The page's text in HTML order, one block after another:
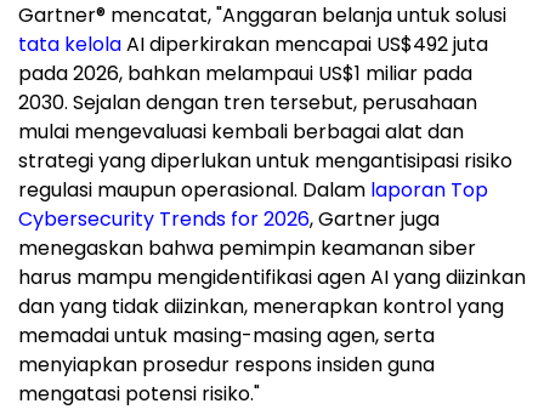
Gartner® mencatat, "Anggaran belanja untuk solusi
tata kelolaAI diperkirakan mencapai US$492 juta
pada 2026, bahkan melampaui US$1 miliar pada
2030. Sejalan dengan tren tersebut, perusahaan
mulai mengevaluasi kembali berbagai alat dan
strategi yang diperlukan untuk mengantisipasi risiko
regulasi maupun operasional. Dalam laporan Top
Cybersecurity Trends for 2026, Gartner juga
menegaskan bahwa pemimpin keamanan siber
harus mampu mengidentifikasi agen AI yang diizinkan
dan yang tidak diizinkan, menerapkan kontrol yang
memadai untuk masing-masing agen, serta
menyiapkan prosedur respons insiden guna
mengatasi potensi risiko."